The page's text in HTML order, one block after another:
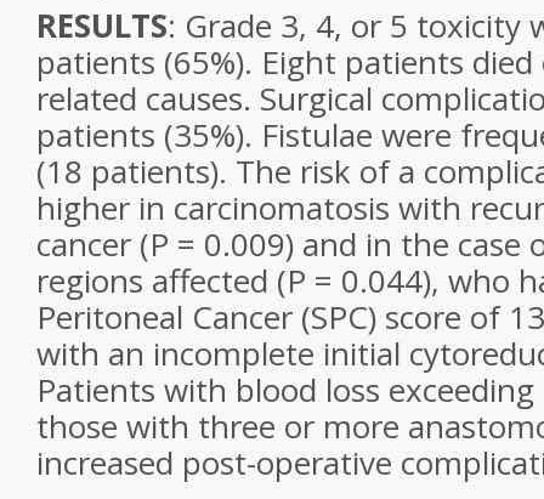
RESULTS: Grade 3, 4, or 5 toxicity
patients (65%). Eight patients
related causes. Surgical
patients (35%). Fistulae were
(18 patients). The risk of a
higher in carcinomatosis with
cancer (P = 0.009) and in the
regions affected (P = 0.044), who
Peritoneal Cancer (SPC) score of
with an incomplete initial
Patients with blood loss exceeding
those with three or more
increased post-operative